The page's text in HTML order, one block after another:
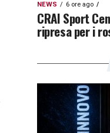
NEWS 6 ore ago
CRAI Sport
ripresa per i